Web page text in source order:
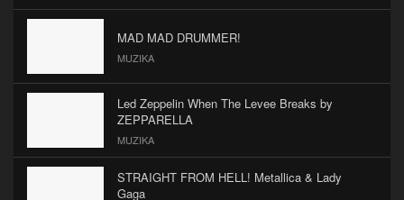
MAD MAD DRUMMER!
MUZIKA
Led Zeppelin When The Levee Breaks by
ZEPPARELLA
MUZIKA
STRAIGHT FROM HELL! Metallica & Lady
Gaga